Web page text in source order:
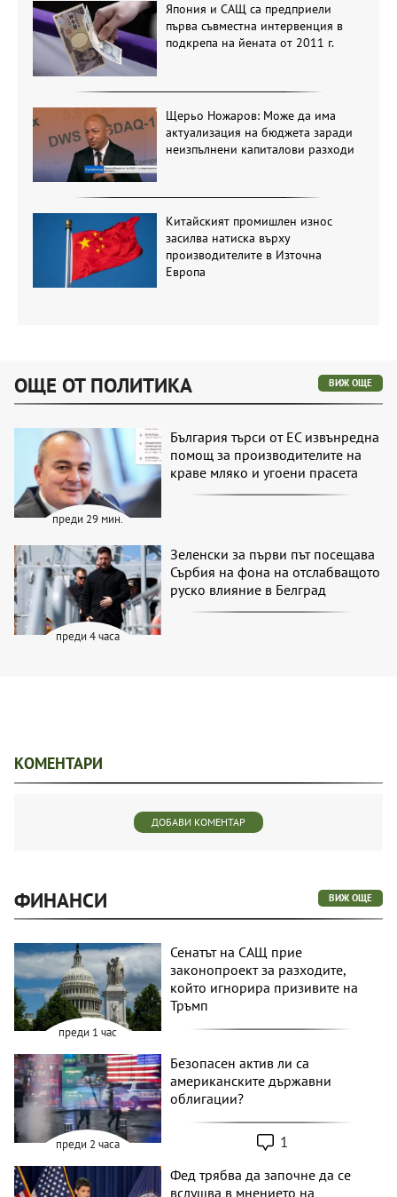
Япония и САЩ са предприели
първа съвместна интервенция в
подкрепа на йената от 2011 г.
Щерьо Ножаров: Може да има
актуализация на бюджета заради
неизпълнени капиталови разходи
Китайският промишлен износ
засилва натиска върху
производителите в Източна
Европа
ОЩЕ ОТ ПОЛИТИКА ВИЖ ОЩЕ
преди 29 мин.
България търси от ЕС извънредна
помощ за производителите на
краве мляко и угоени прасета
преди 4 часа
Зеленски за първи път посещава
Сърбия на фона на отслабващото
руско влияние в Белград
КОМЕНТАРИ
ДОБАВИ КОМЕНТАР
ФИНАНСИ ВИЖ ОЩЕ
преди 1 час
Сенатът на САЩ прие
законопроект за разходите,
който игнорира призивите на
Тръмп
преди 2 часа
Безопасен актив ли са
американските държавни
облигации?
1
Фед трябва да започне да се
вслушва в мнението на